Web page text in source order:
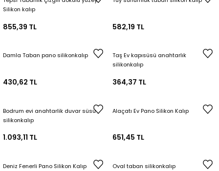
Silikon kalıp
855,39 TL 582,19 TL
Damla Taban pano silikonkalıp
430,62 TL
Taş Ev kapısüsü anahtarlık
silikonkalıp
364,37 TL
Bodrum evi anahtarlik duvar süsü
silikonkalıp
1.093,11 TL
Alaçatı Ev Pano Silikon Kalıp
651,45 TL
Deniz Fenerli Pano Silikon Kalıp Oval taban silikonkalıp